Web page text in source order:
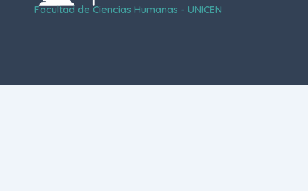
Facultad de Ciencias Humanas - UNICEN